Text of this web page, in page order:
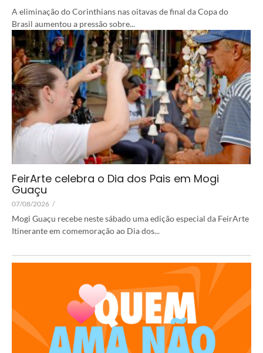
A eliminação do Corinthians nas oitavas de final da Copa do
Brasil aumentou a pressão sobre...
FeirArte celebra o Dia dos Pais em Mogi
Guaçu
07/08/2026 /
Mogi Guaçu recebe neste sábado uma edição especial da FeirArte
Itinerante em comemoração ao Dia dos...